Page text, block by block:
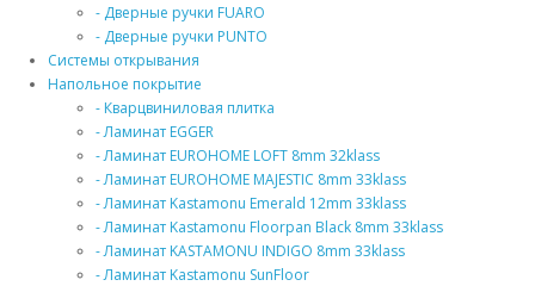
- Дверные ручки FUARO
- Дверные ручки PUNTO
Системы открывания
Напольное покрытие
- Кварцвиниловая плитка
- Ламинат EGGER
- Ламинат EUROHOME LOFT 8mm 32klass
- Ламинат EUROHOME MAJESTIC 8mm 33klass
- Ламинат Kastamonu Emerald 12mm 33klass
- Ламинат Kastamonu Floorpan Black 8mm 33klass
- Ламинат KASTAMONU INDIGO 8mm 33klass
- Ламинат Kastamonu SunFloor